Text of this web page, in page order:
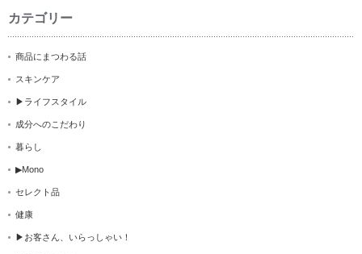
カテゴリー
商品にまつわる話
スキンケア
▶ライフスタイル
成分へのこだわり
暮らし
▶Mono
セレクト品
健康
▶お客さん、いらっしゃい！